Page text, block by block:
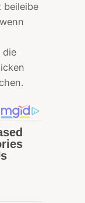
beileibe
die